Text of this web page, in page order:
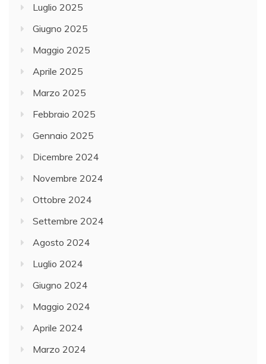
Luglio 2025
Giugno 2025
Maggio 2025
Aprile 2025
Marzo 2025
Febbraio 2025
Gennaio 2025
Dicembre 2024
Novembre 2024
Ottobre 2024
Settembre 2024
Agosto 2024
Luglio 2024
Giugno 2024
Maggio 2024
Aprile 2024
Marzo 2024